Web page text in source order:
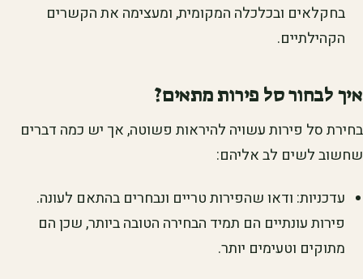
בחקלאים ובכלכלה המקומית, ומעצימה את הקשרים
הקהילתיים.
איך לבחור סל פירות מתאים?
בחירת סל פירות עשויה להיראות פשוטה, אך יש כמה דברים
שחשוב לשים לב אליהם:
עדכניות: ודאו שהפירות טריים ונבחרים בהתאם לעונה.
פירות עונתיים הם תמיד הבחירה הטובה ביותר, שכן הם
מתוקים וטעימים יותר.